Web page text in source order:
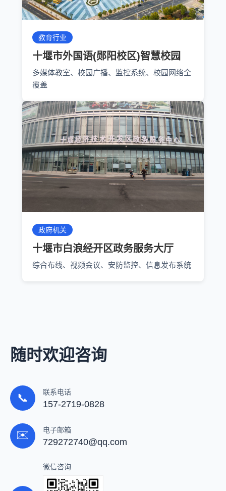
教育行业
十堰市外国语(郧阳校区)智慧校园
多媒体教室、校园广播、监控系统、校园网络全
覆盖
政府机关
十堰市白浪经开区政务服务大厅
综合布线、视频会议、安防监控、信息发布系统
随时欢迎咨询
📞 联系电话
157-2719-0828
✉️ 电子邮箱
729272740@qq.com
微信咨询